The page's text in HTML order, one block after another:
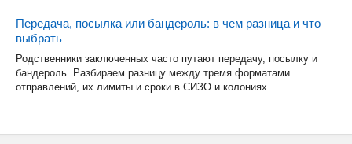
Передача, посылка или бандероль: в чем разница и что
выбрать
Родственники заключенных часто путают передачу, посылку и
бандероль. Разбираем разницу между тремя форматами
отправлений, их лимиты и сроки в СИЗО и колониях.